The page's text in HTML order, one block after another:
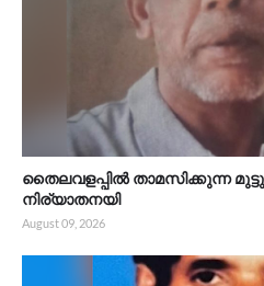
തൈലവളപ്പിൽ താമസിക്കുന്ന
നിര്യാതനയി
August 09, 2026